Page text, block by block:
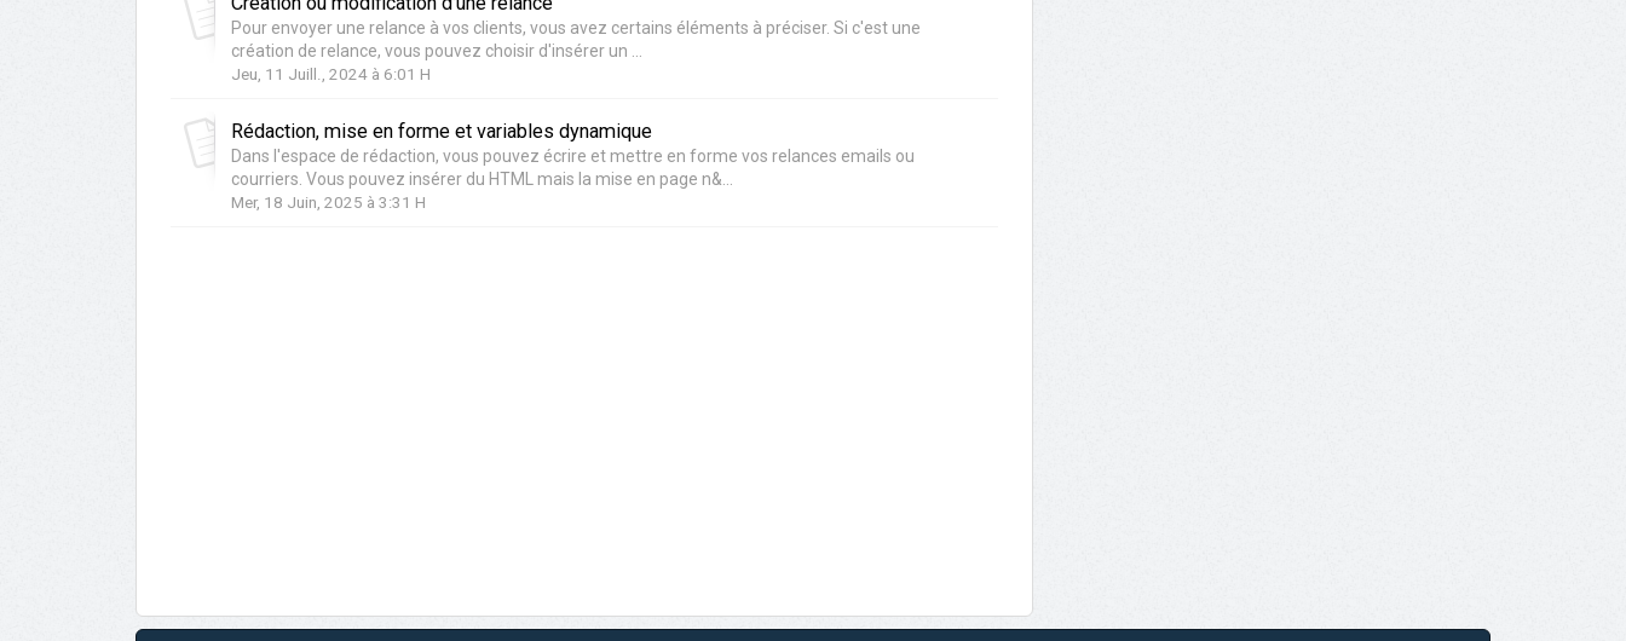
Pour envoyer une relance à vos clients, vous avez certains éléments à préciser. Si c'est une
création de relance, vous pouvez choisir d'insérer un ...
Jeu, 11 Juill., 2024 à 6:01 H
Rédaction, mise en forme et variables dynamique
Dans l'espace de rédaction, vous pouvez écrire et mettre en forme vos relances emails ou
courriers. Vous pouvez insérer du HTML mais la mise en page n&...
Mer, 18 Juin, 2025 à 3:31 H